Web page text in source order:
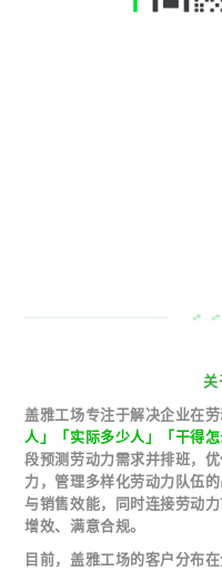
关
盖雅工场专注于解决企业在
人」「实际多少人」「干得
段预测劳动力需求并排班，
力，管理多样化劳动力队伍
与销售效能，同时连接劳动
增效、满意合规。
目前，盖雅工场的客户分布